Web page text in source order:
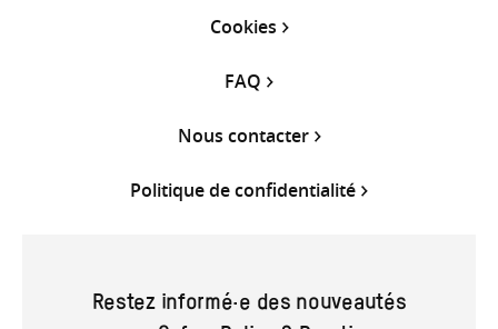
Cookies
FAQ
Nous contacter
Politique de confidentialité
Restez informé·e des nouveautés